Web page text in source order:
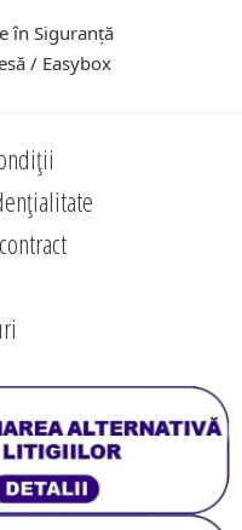
în Siguranță
/ Easybox